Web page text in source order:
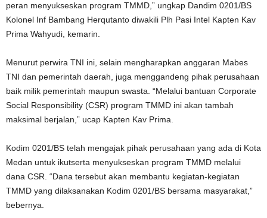
peran menyukseskan program TMMD,” ungkap Dandim 0201/BS
Kolonel Inf Bambang Herqutanto diwakili Plh Pasi Intel Kapten Kav
Prima Wahyudi, kemarin.
Menurut perwira TNI ini, selain mengharapkan anggaran Mabes
TNI dan pemerintah daerah, juga menggandeng pihak perusahaan
baik milik pemerintah maupun swasta. “Melalui bantuan Corporate
Social Responsibility (CSR) program TMMD ini akan tambah
maksimal berjalan,” ucap Kapten Kav Prima.
Kodim 0201/BS telah mengajak pihak perusahaan yang ada di Kota
Medan untuk ikutserta menyukseskan program TMMD melalui
dana CSR. “Dana tersebut akan membantu kegiatan-kegiatan
TMMD yang dilaksanakan Kodim 0201/BS bersama masyarakat,”
bebernya.